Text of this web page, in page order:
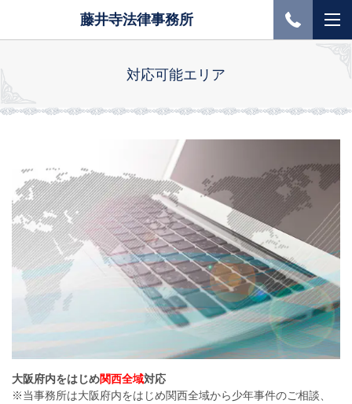
藤井寺法律事務所
対応可能エリア
大阪府内をはじめ関西全域対応
※当事務所は大阪府内をはじめ関西全域から少年事件のご相談、